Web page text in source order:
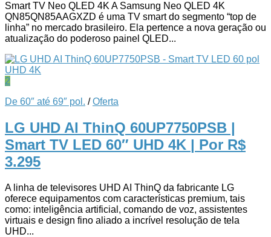
Smart TV Neo QLED 4K A Samsung Neo QLED 4K
QN85QN85AAGXZD é uma TV smart do segmento “top de
linha” no mercado brasileiro. Ela pertence a nova geração ou
atualização do poderoso painel QLED...
2
De 60″ até 69″ pol. /Oferta
LG UHD AI ThinQ 60UP7750PSB |
Smart TV LED 60″ UHD 4K | Por R$
3.295
A linha de televisores UHD AI ThinQ da fabricante LG
oferece equipamentos com características premium, tais
como: inteligência artificial, comando de voz, assistentes
virtuais e design fino aliado a incrível resolução de tela
UHD...